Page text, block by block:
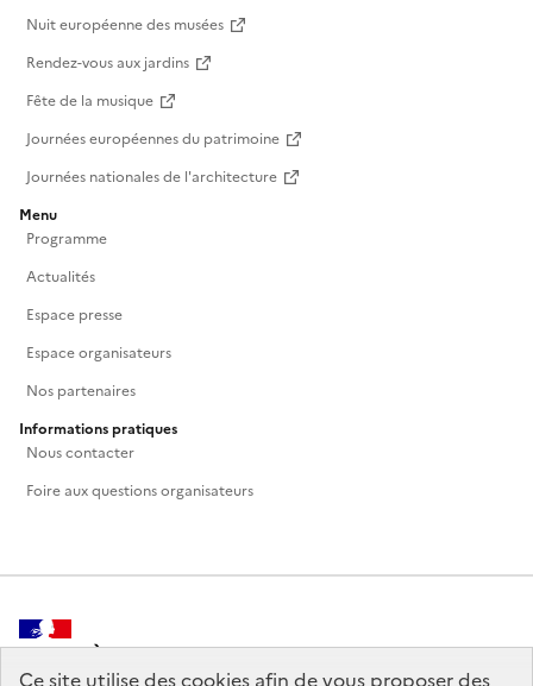
Ce site utilise des cookies afin de vous proposer des
Nuit européenne des musées
Rendez-vous aux jardins
Fête de la musique
Journées européennes du patrimoine
Journées nationales de l'architecture
Menu
Programme
Actualités
Espace presse
Espace organisateurs
Nos partenaires
Informations pratiques
Nous contacter
Foire aux questions organisateurs
MINISTÈRE
DE LA CULTURE